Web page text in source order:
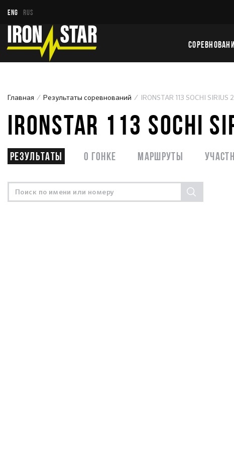
ENG RUS
Главная Результаты соревнований IRONSTAR 113 SOCHI SIRIUS
IRONSTAR 113 SOCHI
Результаты О гонке Маршруты